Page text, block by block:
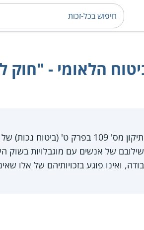
של אנשים עם מוגבלויות
ואינו פוגע בזכויותיהם של אלו